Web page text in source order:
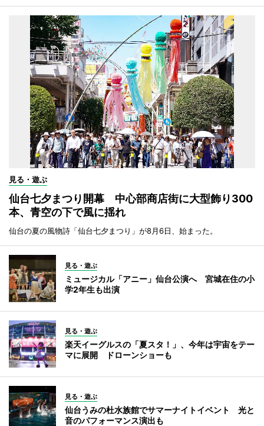
見る・遊ぶ
仙台七夕まつり開幕 中心部商店街に大型飾り300
本、青空の下で風に揺れ
仙台の夏の風物詩「仙台七夕まつり」が8月6日、始まった。
見る・遊ぶ
ミュージカル「アニー」仙台公演へ 宮城在住の小
学2年生も出演
見る・遊ぶ
楽天イーグルスの「夏スタ！」、今年は宇宙をテー
マに展開 ドローンショーも
見る・遊ぶ
仙台うみの杜水族館でサマーナイトイベント 光と
音のパフォーマンス演出も